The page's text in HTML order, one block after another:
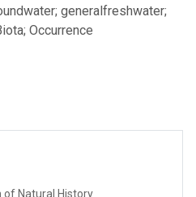
generalfreshwater;
Occurrence
of Natural History